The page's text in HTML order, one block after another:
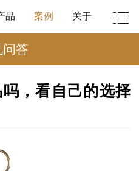
品 案例 关于
答
，看自己的选择